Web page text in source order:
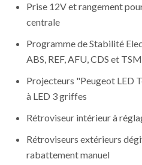
Prise 12V et rangement
centrale
Programme de Stabilité
ABS, REF, AFU, CDS et TSM
Projecteurs "Peugeot LED
à LED 3 griffes
Rétroviseur intérieur à
Rétroviseurs extérieurs
rabattement manuel